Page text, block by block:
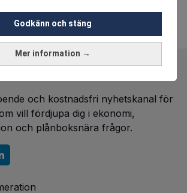
Mer information →
Godkänn och stäng
och kostnadsfri nyhetskanal för
vill fördjupa dig i ekonomi,
och plånboksnära frågor.